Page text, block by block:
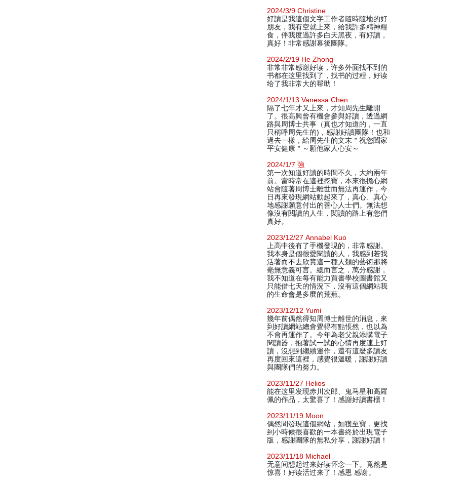
2024/3/9 Christine
好讀是我這個文字工作者隨時隨地的好
朋友，我有空就上來，給我許多精神糧
食，伴我度過許多白天黑夜，有好讀，
真好！非常感謝幕後團隊。
2024/2/19 He Zhong
非常非常感谢好读，许多外面找不到的
书都在这里找到了，找书的过程，好读
给了我非常大的帮助！
2024/1/13 Vanessa Chen
隔了七年才又上來，才知周先生離開
了。很高興曾有機會參與好讀，透過網
路與周博士共事（真也才知道的，一直
只稱呼周先生的)，感謝好讀團隊！也和
過去一樣，給周先生的文末＂祝您闔家
平安健康＂～願他家人心安～
2024/1/7 強
第一次知道好讀的時間不久，大約兩年
前。當時常在這裡挖寶，本來很擔心網
站會隨著周博士離世而無法再運作，今
日再來發現網站動起來了，真心、真心
地感謝願意付出的善心人士們。無法想
像沒有閱讀的人生，閱讀的路上有您們
真好。
2023/12/27 Annabel Kuo
上高中後有了手機發現的，非常感謝。
我本身是個很愛閱讀的人，我感到若我
活著而不去欣賞這一種人類的藝術那將
毫無意義可言。總而言之，萬分感謝，
我不知道在每有能力買書學校圖書館又
只能借七天的情況下，沒有這個網站我
的生命會是多麼的荒蕪。
2023/12/12 Yumi
幾年前偶然得知周博士離世的消息，來
到好讀網站總會覺得有點悵然，也以為
不會再運作了。今年為老父親添購電子
閱讀器，抱著試一試的心情再度連上好
讀，沒想到繼續運作，還有這麼多讀友
再度回來這裡，感覺很溫暖，謝謝好讀
與團隊們的努力。
2023/11/27 Helios
能在这里发现赤川次郎、鬼马星和高羅
佩的作品，太驚喜了！感謝好讀書櫃！
2023/11/19 Moon
偶然間發現這個網站，如獲至寶，更找
到小時候很喜歡的一本書終於出現電子
版，感謝團隊的無私分享，謝謝好讀！
2023/11/18 Michael
无意间想起过来好读怀念一下。竟然是
惊喜！好读活过来了！感恩 感谢。